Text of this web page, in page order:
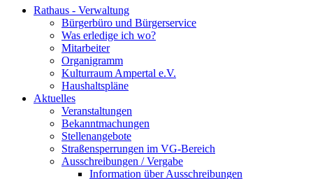
Rathaus - Verwaltung
Bürgerbüro und Bürgerservice
Was erledige ich wo?
Mitarbeiter
Organigramm
Kulturraum Ampertal e.V.
Haushaltspläne
Aktuelles
Veranstaltungen
Bekanntmachungen
Stellenangebote
Straßensperrungen im VG-Bereich
Ausschreibungen / Vergabe
Information über Ausschreibungen